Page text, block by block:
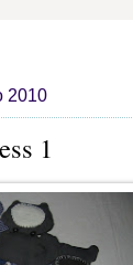
2010
1